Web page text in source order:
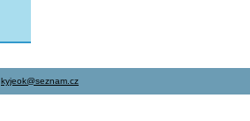
kyjeok@seznam.cz